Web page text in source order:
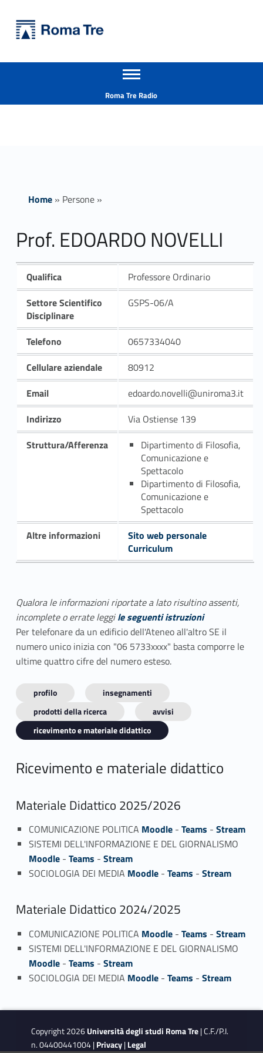
Prof. EDOARDO NOVELLI - Università Roma Tre
Apri il menu secondario
Roma Tre Radio
Home» Persone»
Prof. EDOARDO NOVELLI
Qualifica
Professore Ordinario
Settore Scientifico
Disciplinare
GSPS-06/A
Telefono
0657334040
Cellulare aziendale
80912
Email
edoardo.novelli@uniroma3.it
Indirizzo
Via Ostiense 139
Struttura/Afferenza
Dipartimento di Filosofia,
Comunicazione e
Spettacolo
Dipartimento di Filosofia,
Comunicazione e
Spettacolo
Altre informazioni
Sito web personale
Curriculum
Qualora le informazioni riportate a lato risultino assenti,
incomplete o errate leggile seguenti istruzioni
Per telefonare da un edificio dell'Ateneo all'altro SE il
numero unico inizia con "06 5733xxxx" basta comporre le
ultime quattro cifre del numero esteso.
profilo
insegnamenti
prodotti della ricerca
avvisi
ricevimento e materiale didattico
Ricevimento e materiale didattico
Materiale Didattico 2025/2026
COMUNICAZIONE POLITICA Moodle- Teams - Stream
SISTEMI DELL'INFORMAZIONE E DEL GIORNALISMO
Moodle- Teams - Stream
SOCIOLOGIA DEI MEDIA Moodle- Teams - Stream
Materiale Didattico 2024/2025
COMUNICAZIONE POLITICA Moodle- Teams - Stream
SISTEMI DELL'INFORMAZIONE E DEL GIORNALISMO
Moodle- Teams - Stream
SOCIOLOGIA DEI MEDIA Moodle- Teams - Stream
Copyright 2026Università degli studi Roma Tre| C.F./P.I.
n. 04400441004 |Privacy|Legal